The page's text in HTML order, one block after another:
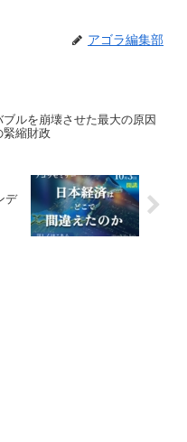
アゴラ編集部
ブルを崩壊させた最大の原因
緊縮財政
デ